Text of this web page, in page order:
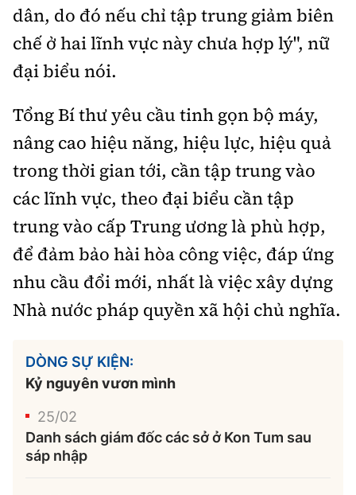
dân, do đó nếu chỉ tập trung giảm biên
chế ở hai lĩnh vực này chưa hợp lý", nữ
đại biểu nói.
Tổng Bí thư yêu cầu tinh gọn bộ máy,
nâng cao hiệu năng, hiệu lực, hiệu quả
trong thời gian tới, cần tập trung vào
các lĩnh vực, theo đại biểu cần tập
trung vào cấp Trung ương là phù hợp,
để đảm bảo hài hòa công việc, đáp ứng
nhu cầu đổi mới, nhất là việc xây dựng
Nhà nước pháp quyền xã hội chủ nghĩa.
DÒNG SỰ KIỆN:
Kỷ nguyên vươn mình
25/02
Danh sách giám đốc các sở ở Kon Tum sau
sáp nhập